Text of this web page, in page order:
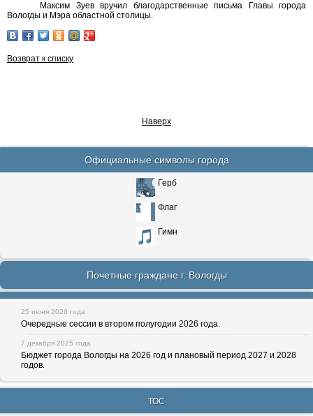
Максим Зуев вручил благодарственные письма Главы города
Вологды и Мэра областной столицы.
Возврат к списку
Наверх
Официальные символы города
Герб
Флаг
Гимн
Почетные граждане г. Вологды
25 июня 2026 года
Очередные сессии в втором полугодии 2026 года.
7 декабря 2025 года
Бюджет города Вологды на 2026 год и плановый период 2027 и 2028
годов.
ТОС